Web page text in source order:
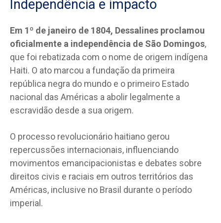
Independência e impacto
Em 1º de janeiro de 1804, Dessalines proclamou
oficialmente a independência de São Domingos,
que foi rebatizada com o nome de origem indígena
Haiti. O ato marcou a fundação da primeira
república negra do mundo e o primeiro Estado
nacional das Américas a abolir legalmente a
escravidão desde a sua origem.
O processo revolucionário haitiano gerou
repercussões internacionais, influenciando
movimentos emancipacionistas e debates sobre
direitos civis e raciais em outros territórios das
Américas, inclusive no Brasil durante o período
imperial.